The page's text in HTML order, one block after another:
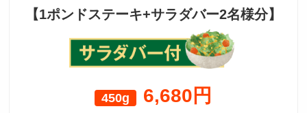
【1ポンドステーキ+サラダバー2名様分】
450g 6,680円